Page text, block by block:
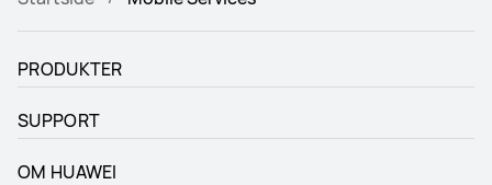
PRODUKTER
SUPPORT
OM HUAWEI